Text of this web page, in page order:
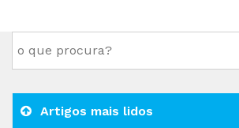
Artigos mais lidos